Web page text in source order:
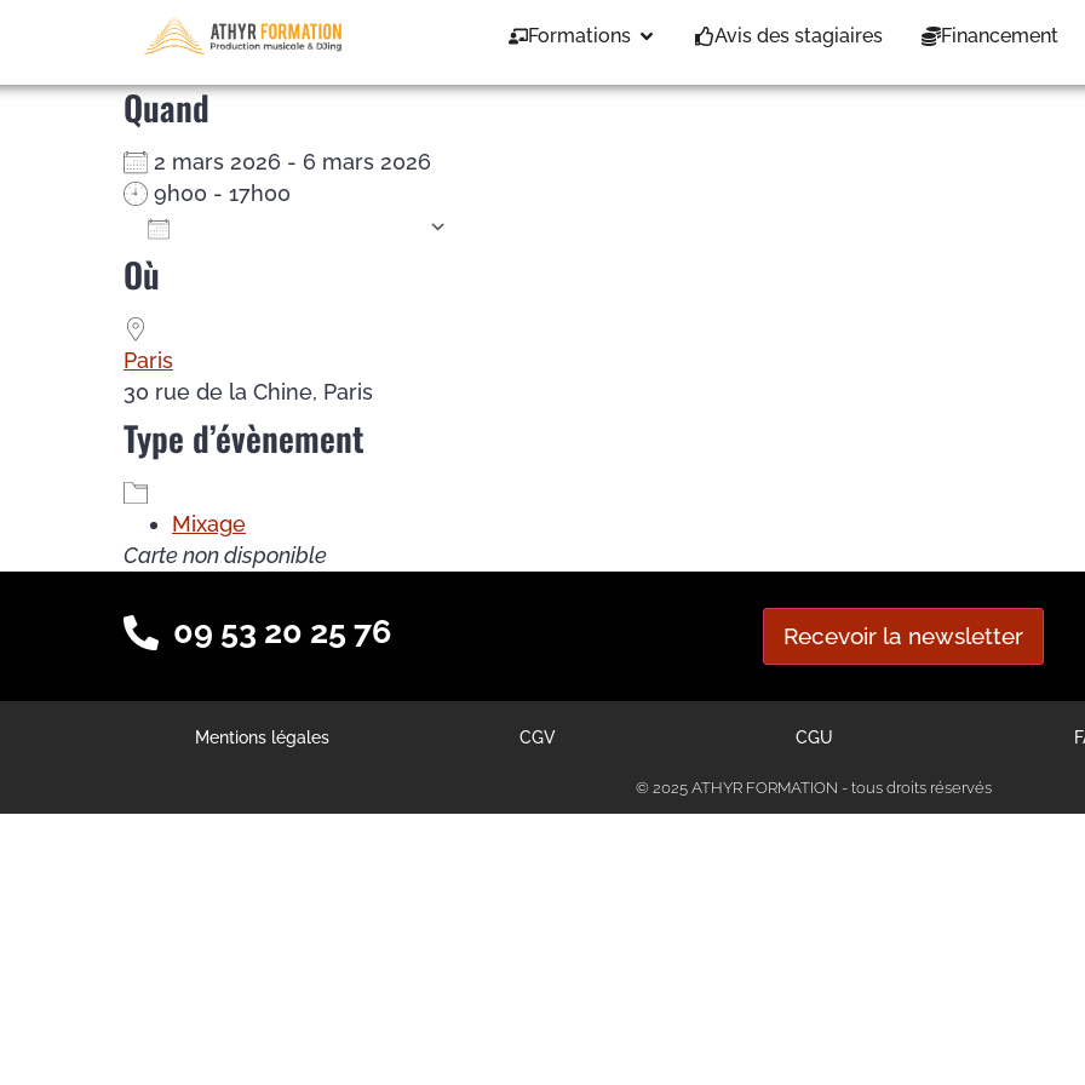
Formations Avis des stagiaires Financement
Mixage – du 02/03/26 au 06/03/26
Quand
2 mars 2026 - 6 mars 2026
9h00 - 17h00
Où
Paris
30 rue de la Chine, Paris
Type d’évènement
Mixage
Carte non disponible
09 53 20 25 76 Recevoir la newsletter
Mentions légales CGV CGU
© 2025 ATHYR FORMATION - tous droits réservés